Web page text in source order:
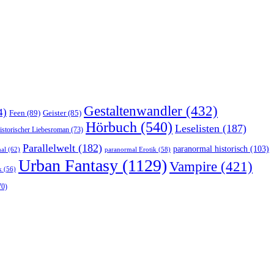
Feen (89) Geister(85) Gestaltenwandler (432)
Liebesroman (73) Hörbuch (540) Leselisten (187)
(62) Parallelwelt (182) paranormal Erotik (58) paranormal historisch (103)
(56) Urban Fantasy (1129) Vampire (421)